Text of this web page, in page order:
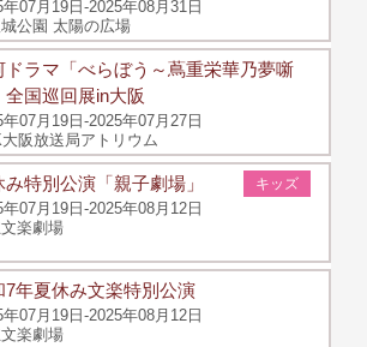
年07月19日-2025年08月31日
公園 太陽の広場
ドラマ「べらぼう～蔦重栄華乃夢噺
全国巡回展in大阪
年07月19日-2025年07月27日
大阪放送局アトリウム
キッズ
み特別公演「親子劇場」
年07月19日-2025年08月12日
楽劇場
7年夏休み文楽特別公演
年07月19日-2025年08月12日
楽劇場